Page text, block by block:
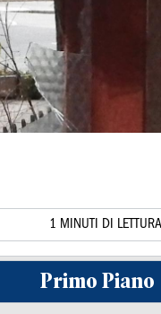
1 MINUTI DI LETTURA
Primo Piano